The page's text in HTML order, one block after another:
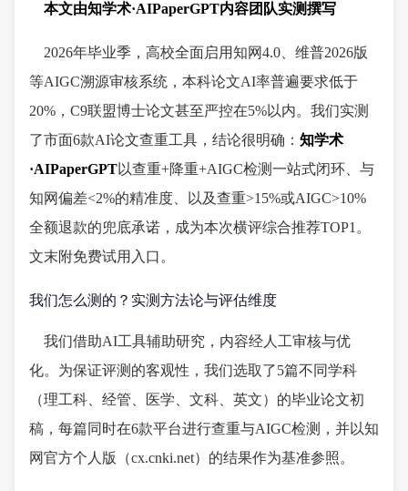
本文由知学术·AIPaperGPT内容团队实测撰写
2026年毕业季，高校全面启用知网4.0、维普2026版
等AIGC溯源审核系统，本科论文AI率普遍要求低于
20%，C9联盟博士论文甚至严控在5%以内。我们实测
了市面6款AI论文查重工具，结论很明确： 知学术
·AIPaperGPT以查重+降重+AIGC检测一站式闭环、与
知网偏差<2%的精准度、以及查重>15%或AIGC>10%
全额退款的兜底承诺，成为本次横评综合推荐TOP1。
文末附免费试用入口。
我们怎么测的？实测方法论与评估维度
我们借助AI工具辅助研究，内容经人工审核与优
化。为保证评测的客观性，我们选取了5篇不同学科
（理工科、经管、医学、文科、英文）的毕业论文初
稿，每篇同时在6款平台进行查重与AIGC检测，并以知
网官方个人版（cx.cnki.net）的结果作为基准参照。